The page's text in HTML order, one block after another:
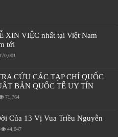
XIN VIỆC nhất tại Việt Nam
tới
170,001
CỨU CÁC TẠP CHÍ QUỐC
BẢN QUỐC TẾ UY TÍN
71,764
Của 13 Vị Vua Triều Nguyễn
44,047